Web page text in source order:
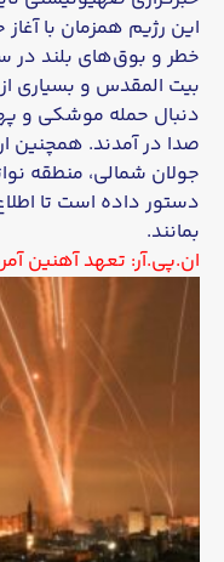
این رژیم همزمان با
خطر و بوق‌های بلند
بیت المقدس و بسیاری
دنبال حمله موشکی و
صدا در آمدند. همچنین
جولان شمالی، منطقه
دستور داده است تا
بمانند.
ان.پی.آر: تعهد آهنین